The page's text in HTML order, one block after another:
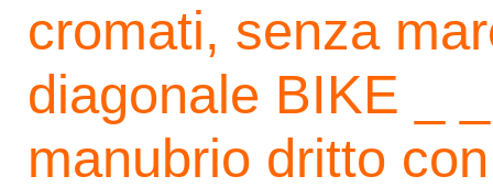
cromati, senza
diagonale BIKE _
manubrio dritto